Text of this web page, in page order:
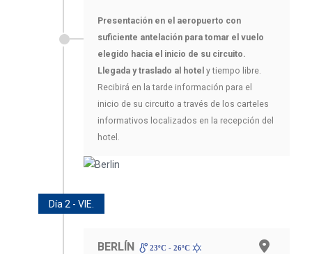
Presentación en el aeropuerto con
suficiente antelación para tomar el vuelo
elegido hacia el inicio de su circuito.
Llegada y traslado al hotel y tiempo libre.
Recibirá en la tarde información para el
inicio de su circuito a través de los carteles
informativos localizados en la recepción del
hotel.
Día 2 - VIE.
BERLÍN 23ºC - 26ºC